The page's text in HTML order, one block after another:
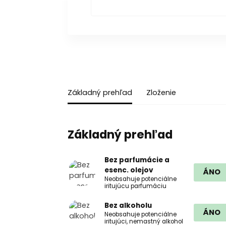
Základný prehľad Zloženie
Základný prehľad
Bez parfumácie a
esenc. olejov
Neobsahuje potenciálne
iritujúcu parfumáciu
ÁNO
Bez alkoholu
Neobsahuje potenciálne
iritujúci, nemastný alkohol
ÁNO